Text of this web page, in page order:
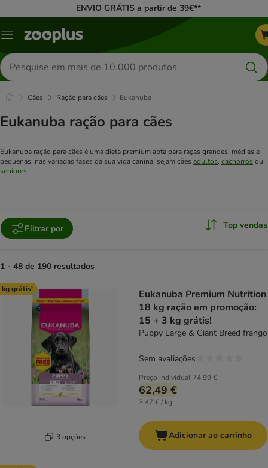
ENVIO GRÁTIS a partir de 39€**
Menu
Pesquisar
produtos
Cães Ração para cães Eukanuba
Eukanuba ração para cães
Eukanuba ração para cães é uma dieta premium apta para raças grandes, médias e
pequenas, nas variadas fases da sua vida canina, sejam cães adultos, cachorros ou
seniores.
Filtrar por Top vendas
1 - 48 de 190 resultados
product items have been changed
kg grátis!
3 opções
Eukanuba Premium Nutrition
18 kg ração em promoção:
15 + 3 kg grátis!
Puppy Large & Giant Breed frango
Preço individual 74,99 €
62,49 €
3,47 € / kg
Sem avaliações
Adicionar ao carrinho